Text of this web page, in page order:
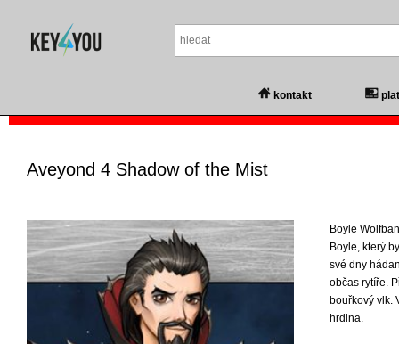
kontakt
Aveyond 4 Shadow of the Mist
Boyle
Boyle, který
své dny
občas rytíře.
bouřkový vlk.
hrdina.